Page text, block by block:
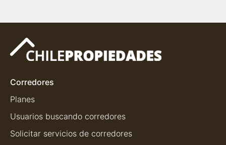
Corredores
Planes
Usuarios buscando corredores
Solicitar servicios de corredores